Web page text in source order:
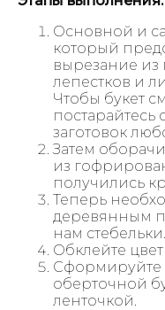
Основной и
который
вырезание
лепестков и
Чтобы букет
постарайтесь
заготовок
Затем
из
получились
Теперь
деревянным
нам стебельки.
Обклейте
Сформируйте
оберточной
ленточкой.